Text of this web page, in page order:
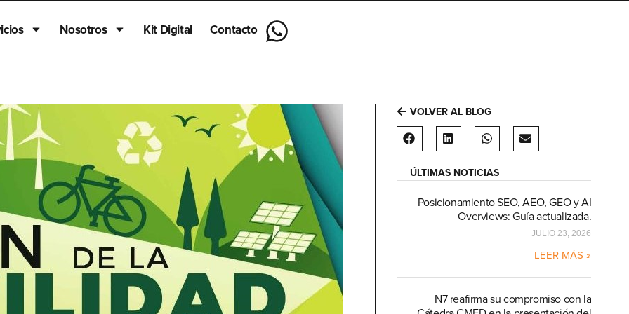
Nosotros Kit Digital Contacto
VOLVER AL BLOG
ÚLTIMAS NOTICIAS
Posicionamiento SEO, AEO, GEO y AI
Overviews: Guía actualizada.
JULIO 23, 2026
LEER MÁS »
N7 reafirma su compromiso con la